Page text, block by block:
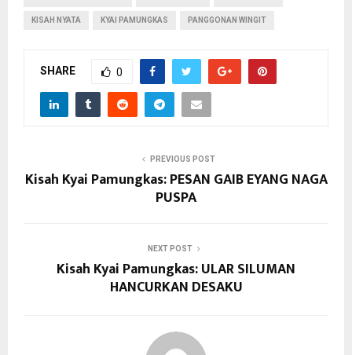
KISAH NYATA KYAI PAMUNGKAS PANGGONAN WINGIT
SHARE 0
PREVIOUS POST
Kisah Kyai Pamungkas: PESAN GAIB EYANG NAGA
PUSPA
NEXT POST
Kisah Kyai Pamungkas: ULAR SILUMAN
HANCURKAN DESAKU